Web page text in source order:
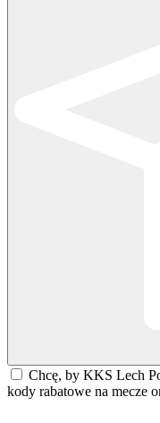
Chcę, by KKS Lech
kody rabatowe na mecze